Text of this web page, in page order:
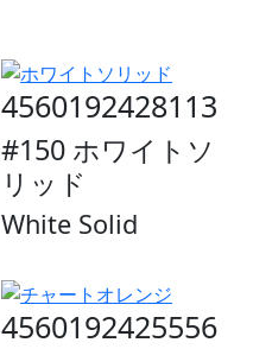
4560192428113
#150 ホワイトソ
リッド
White Solid
4560192425556